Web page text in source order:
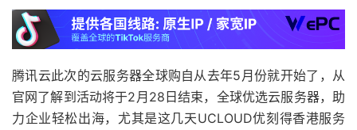
腾讯云此次的云服务器全球购自从去年5月份就开始了，从
官网了解到活动将于2月28日结束，全球优选云服务器，助
力企业轻松出海，尤其是这几天UCLOUD优刻得香港服务